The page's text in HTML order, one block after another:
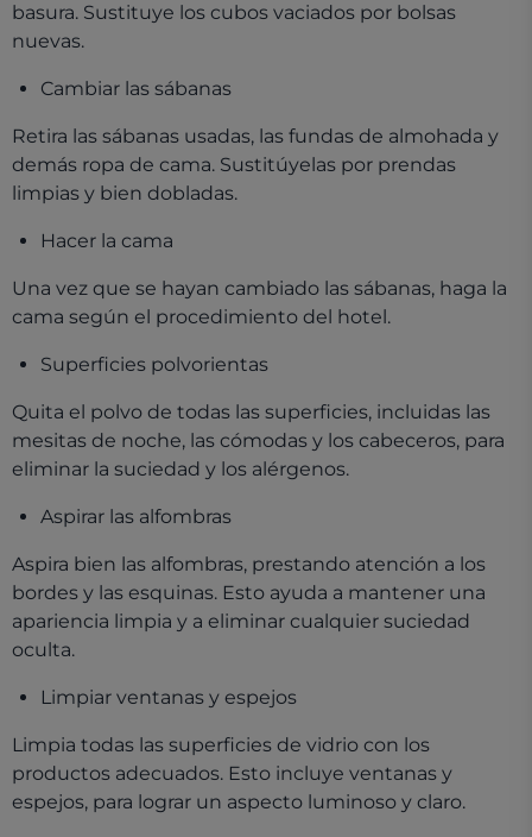
basura. Sustituye los cubos vaciados por bolsas
nuevas.
Cambiar las sábanas
Retira las sábanas usadas, las fundas de almohada y
demás ropa de cama. Sustitúyelas por prendas
limpias y bien dobladas.
Hacer la cama
Una vez que se hayan cambiado las sábanas, haga la
cama según el procedimiento del hotel.
Superficies polvorientas
Quita el polvo de todas las superficies, incluidas las
mesitas de noche, las cómodas y los cabeceros, para
eliminar la suciedad y los alérgenos.
Aspirar las alfombras
Aspira bien las alfombras, prestando atención a los
bordes y las esquinas. Esto ayuda a mantener una
apariencia limpia y a eliminar cualquier suciedad
oculta.
Limpiar ventanas y espejos
Limpia todas las superficies de vidrio con los
productos adecuados. Esto incluye ventanas y
espejos, para lograr un aspecto luminoso y claro.